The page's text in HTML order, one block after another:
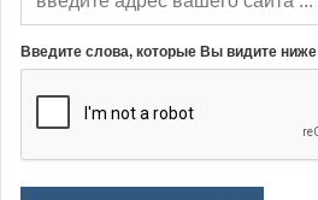
Введите слова, которые Вы видите ниже